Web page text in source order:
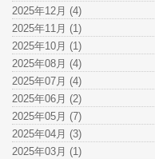
2025年12月 (4)
2025年11月 (1)
2025年10月 (1)
2025年08月 (4)
2025年07月 (4)
2025年06月 (2)
2025年05月 (7)
2025年04月 (3)
2025年03月 (1)